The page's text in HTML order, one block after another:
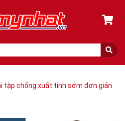
tập chống xuất tinh sớm đơn giản